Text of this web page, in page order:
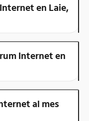
en Laie,
Internet en
al mes